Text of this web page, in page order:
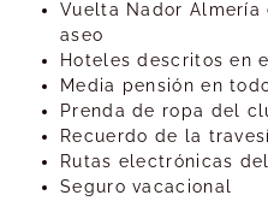
Vuelta Nador
aseo
Hoteles descritos en
Media pensión en
Prenda de ropa del
Recuerdo de la
Rutas electrónicas del
Seguro vacacional